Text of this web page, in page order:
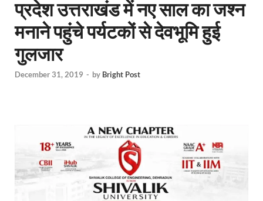
प्रदेश उत्तराखंड में नए साल का जश्न
मनाने पहुंचे पर्यटकों से देवभूमि हुई
गुलजार
December 31, 2019 - by Bright Post